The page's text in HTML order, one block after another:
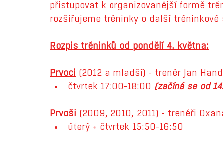
přistupovat k organizovanější formě
rozšiřujeme tréninky o další tréninkové
Rozpis tréninků od pondělí 4. května:
Prvoci (2012 a mladší) - trenér Jan
čtvrtek 17:00-18:00 (začíná se od
Prvoši (2009, 2010, 2011) - trenéři
úterý + čtvrtek 15:50-16:50